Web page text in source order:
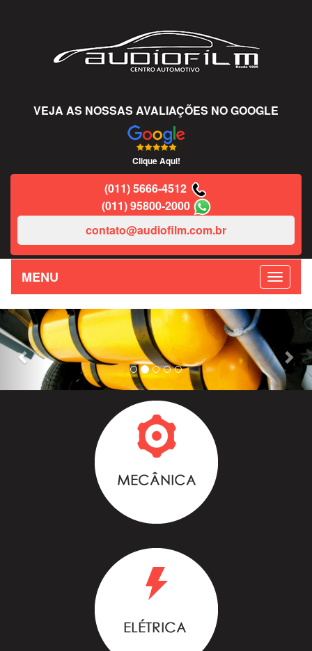
VEJA AS NOSSAS AVALIAÇÕES NO GOOGLE
Clique Aqui!
(011) 5666-4512
(011) 95800-2000
contato@audiofilm.com.br
MENU
Previous